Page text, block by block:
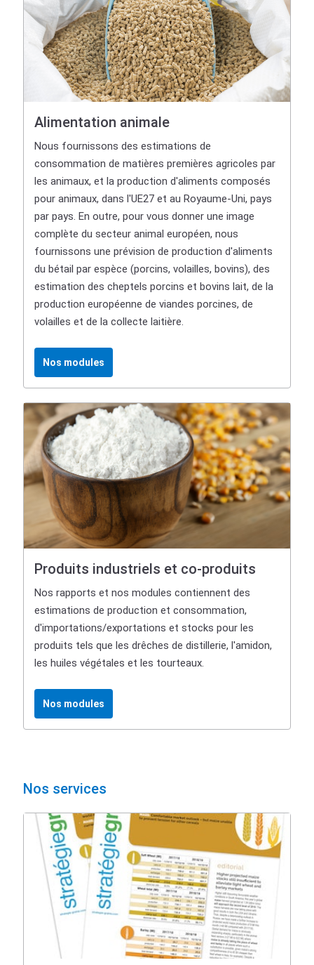
Alimentation animale
Nous fournissons des estimations de
consommation de matières premières agricoles par
les animaux, et la production d'aliments composés
pour animaux, dans l'UE27 et au Royaume-Uni, pays
par pays. En outre, pour vous donner une image
complète du secteur animal européen, nous
fournissons une prévision de production d'aliments
du bétail par espèce (porcins, volailles, bovins), des
estimation des cheptels porcins et bovins lait, de la
production européenne de viandes porcines, de
volailles et de la collecte laitière.
Nos modules
Produits industriels et co-produits
Nos rapports et nos modules contiennent des
estimations de production et consommation,
d'importations/exportations et stocks pour les
produits tels que les drêches de distillerie, l'amidon,
les huiles végétales et les tourteaux.
Nos modules
Nos services